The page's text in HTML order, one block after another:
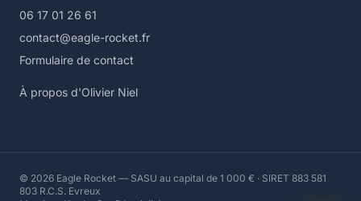
06 17 01 26 61
contact@eagle-rocket.fr
Formulaire de contact
À propos d'Olivier Niel
© 2026 Eagle Rocket — SASU au capital de 1 000 € · SIRET 883 581
803 R.C.S. Evreux